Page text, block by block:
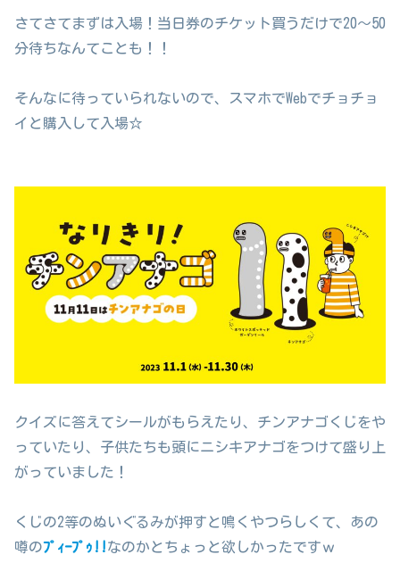
さてさてまずは入場！当日券のチケット買うだけで20～50
分待ちなんてことも！！
そんなに待っていられないので、スマホでWebでチョチョ
イと購入して入場☆
クイズに答えてシールがもらえたり、チンアナゴくじをや
っていたり、子供たちも頭にニシキアナゴをつけて盛り上
がっていました！
くじの2等のぬいぐるみが押すと鳴くやつらしくて、あの
噂のﾌﾟｨｰﾌﾟｩ!!なのかとちょっと欲しかったですｗ